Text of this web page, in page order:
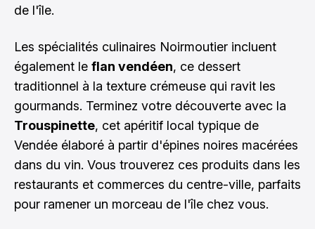
de l'île.
Les spécialités culinaires Noirmoutier incluent
également le flan vendéen, ce dessert
traditionnel à la texture crémeuse qui ravit les
gourmands. Terminez votre découverte avec la
Trouspinette, cet apéritif local typique de
Vendée élaboré à partir d'épines noires macérées
dans du vin. Vous trouverez ces produits dans les
restaurants et commerces du centre-ville, parfaits
pour ramener un morceau de l'île chez vous.